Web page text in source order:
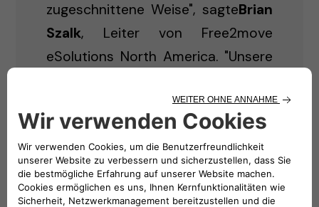
zugeschnittene Weise", sagteBrian
Szalk, Leiter von Free2move
eSolutions North America. "Unsere
wachsende Nachfrage nach
Elektroauto-Infrastruktur zu
befriedigen und gleichzeitig ein
nahtloses Erlebnis zu bieten - egal
ob Sie als Privatperson Ihr Haus mit